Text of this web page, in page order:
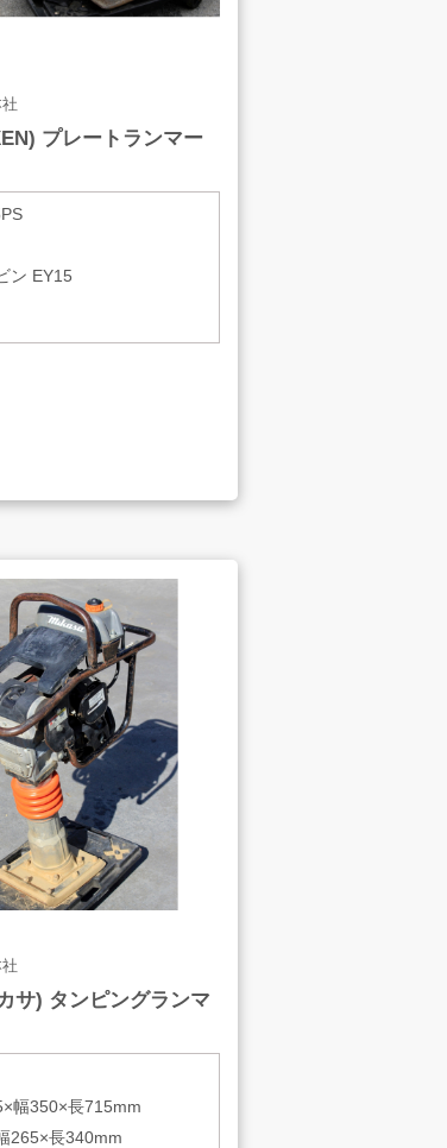
プレートランマー
ン EY15
サ) タンピングランマ
幅350×長715mm
265×長340mm